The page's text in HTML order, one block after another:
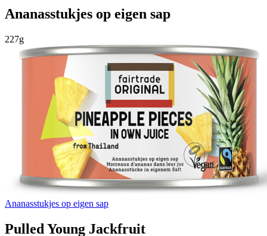
Ananasstukjes op eigen sap
227g
Ananasstukjes op eigen sap
Pulled Young Jackfruit